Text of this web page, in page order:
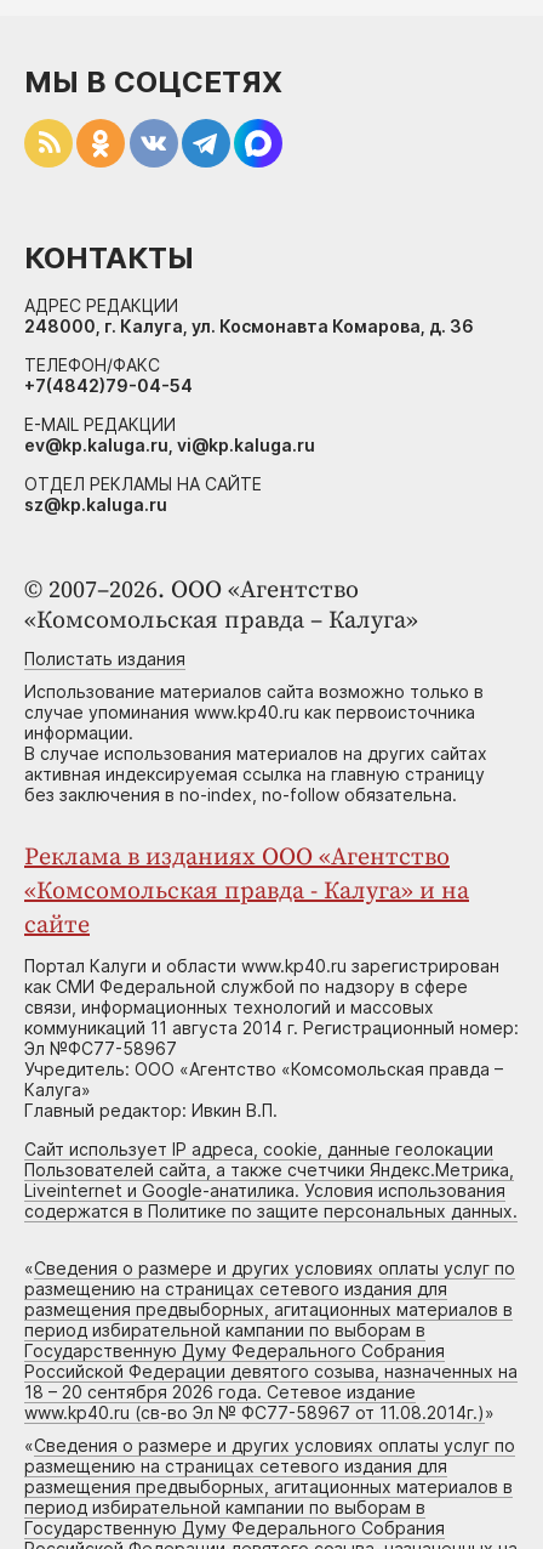
© 2007–2026. ООО «Агентство
«Комсомольская правда – Калуга»
Полистать издания
Использование материалов сайта возможно только в
случае упоминания www.kp40.ru как первоисточника
информации.
В случае использования материалов на других сайтах
активная индексируемая ссылка на главную страницу
без заключения в no-index, no-follow обязательна.
Реклама в изданиях ООО «Агентство
«Комсомольская правда - Калуга» и на
сайте
Портал Калуги и области www.kp40.ru зарегистрирован
как СМИ Федеральной службой по надзору в сфере
связи, информационных технологий и массовых
коммуникаций 11 августа 2014 г. Регистрационный номер:
Эл №ФС77-58967
Учредитель: ООО «Агентство «Комсомольская правда –
Калуга»
Главный редактор: Ивкин В.П.
Сайт использует IP адреса, cookie, данные геолокации
Пользователей сайта, а также счетчики Яндекс.Метрика,
Liveinternet и Google-анатилика. Условия использования
содержатся в Политике по защите персональных данных.
«Сведения о размере и других условиях оплаты услуг по
размещению на страницах сетевого издания для
размещения предвыборных, агитационных материалов в
период избирательной кампании по выборам в
Государственную Думу Федерального Собрания
Российской Федерации девятого созыва, назначенных на
18 – 20 сентября 2026 года. Сетевое издание
www.kp40.ru (св-во Эл № ФС77-58967 от 11.08.2014г.)»
«Сведения о размере и других условиях оплаты услуг по
размещению на страницах сетевого издания для
размещения предвыборных, агитационных материалов в
период избирательной кампании по выборам в
Государственную Думу Федерального Собрания
МЫ В СОЦСЕТЯХ
КОНТАКТЫ
АДРЕС РЕДАКЦИИ
248000, г. Калуга, ул. Космонавта Комарова, д. 36
ТЕЛЕФОН/ФАКС
+7(4842)79-04-54
E-MAIL РЕДАКЦИИ
ev@kp.kaluga.ru, vi@kp.kaluga.ru
ОТДЕЛ РЕКЛАМЫ НА САЙТЕ
sz@kp.kaluga.ru